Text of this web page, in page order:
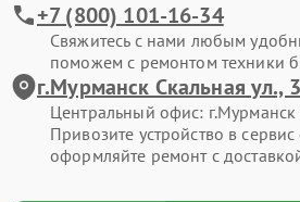
+7 (800) 101-16-34
Свяжитесь с нами любым
поможем с ремонтом техники
г.Мурманск Скальная ул.,
Центральный офис: г.Мурманск
Привозите устройство в
оформляйте ремонт с